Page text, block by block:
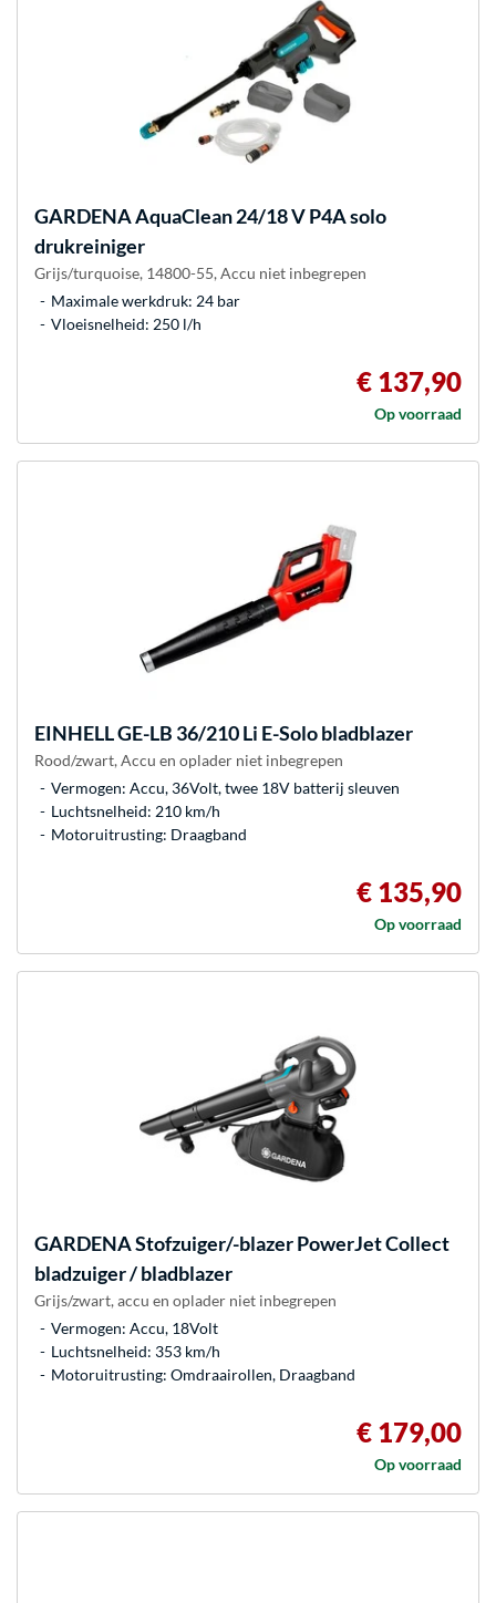
GARDENAAquaClean 24/18 V P4A solo
drukreiniger
Grijs/turquoise, 14800-55, Accu niet inbegrepen
Maximale werkdruk: 24 bar
Vloeisnelheid: 250 l/h
€ 137,90
Op voorraad
EINHELLGE-LB 36/210 Li E-Solo bladblazer
Rood/zwart, Accu en oplader niet inbegrepen
Vermogen: Accu, 36Volt, twee 18V batterij sleuven
Luchtsnelheid: 210 km/h
Motoruitrusting: Draagband
€ 135,90
Op voorraad
GARDENAStofzuiger/-blazer PowerJet Collect
bladzuiger / bladblazer
Grijs/zwart, accu en oplader niet inbegrepen
Vermogen: Accu, 18Volt
Luchtsnelheid: 353 km/h
Motoruitrusting: Omdraairollen, Draagband
€ 179,00
Op voorraad